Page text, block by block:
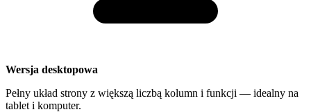
Wersja desktopowa
Pełny układ strony z większą liczbą kolumn i funkcji — idealny na
tablet i komputer.